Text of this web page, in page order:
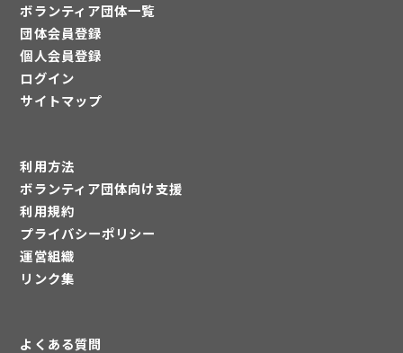
ボランティア団体一覧
団体会員登録
個人会員登録
ログイン
サイトマップ
利用方法
ボランティア団体向け支援
利用規約
プライバシーポリシー
運営組織
リンク集
よくある質問